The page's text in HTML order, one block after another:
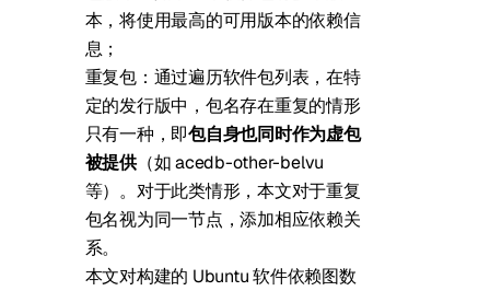
本，将使用最高的可用版本的依赖信
息；
重复包：通过遍历软件包列表，在特
定的发行版中，包名存在重复的情形
只有一种，即包自身也同时作为虚包
被提供（如 acedb-other-belvu
等）。对于此类情形，本文对于重复
包名视为同一节点，添加相应依赖关
系。
本文对构建的 Ubuntu 软件依赖图数